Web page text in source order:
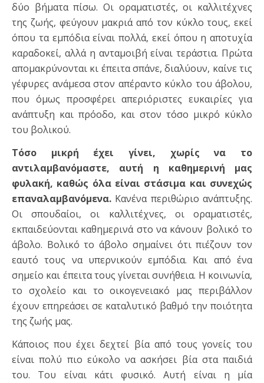
δύο βήματα πίσω. Οι οραματιστές, οι καλλιτέχνες
της ζωής, φεύγουν μακριά από τον κύκλο τους, εκεί
όπου τα εμπόδια είναι πολλά, εκεί όπου η αποτυχία
καραδοκεί, αλλά η ανταμοιβή είναι τεράστια. Πρώτα
απομακρύνονται κι έπειτα σπάνε, διαλύουν, καίνε τις
γέφυρες ανάμεσα στον απέραντο κύκλο του άβολου,
που όμως προσφέρει απεριόριστες ευκαιρίες για
ανάπτυξη και πρόοδο, και στον τόσο μικρό κύκλο
του βολικού.
Τόσο μικρή έχει γίνει, χωρίς να το
αντιλαμβανόμαστε, αυτή η καθημερινή μας
φυλακή, καθώς όλα είναι στάσιμα και συνεχώς
επαναλαμβανόμενα. Κανένα περιθώριο ανάπτυξης.
Οι σπουδαίοι, οι καλλιτέχνες, οι οραματιστές,
εκπαιδεύονται καθημερινά στο να κάνουν βολικό το
άβολο. Βολικό το άβολο σημαίνει ότι πιέζουν τον
εαυτό τους να υπερνικούν εμπόδια. Και από ένα
σημείο και έπειτα τους γίνεται συνήθεια. Η κοινωνία,
το σχολείο και το οικογενειακό μας περιβάλλον
έχουν επηρεάσει σε καταλυτικό βαθμό την ποιότητα
της ζωής μας.
Κάποιος που έχει δεχτεί βία από τους γονείς του
είναι πολύ πιο εύκολο να ασκήσει βία στα παιδιά
του. Του είναι κάτι φυσικό. Αυτή είναι η μία